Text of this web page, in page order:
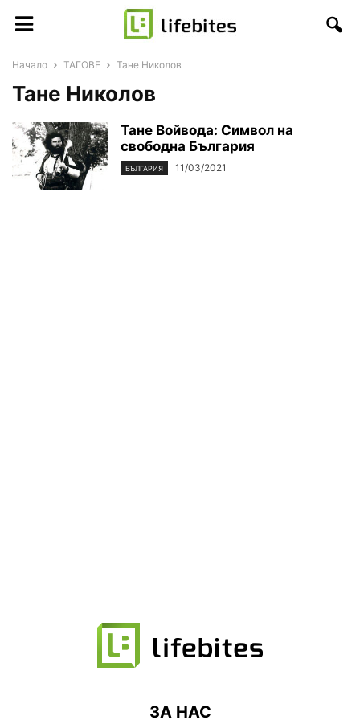
Начало ТАГОВЕ Тане Николов
Тане Николов
Тане Войвода: Символ на
свободна България
БЪЛГАРИЯ 11/03/2021
ЗА НАС